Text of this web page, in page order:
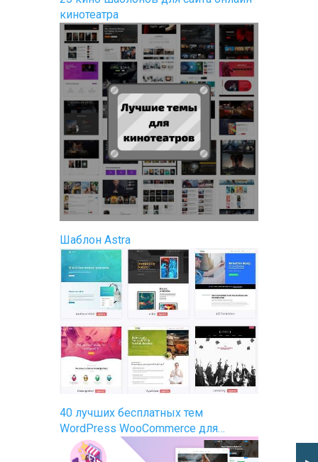
кинотеатра
Шаблон Astra
40 лучших бесплатных тем
WordPress WooCommerce для…